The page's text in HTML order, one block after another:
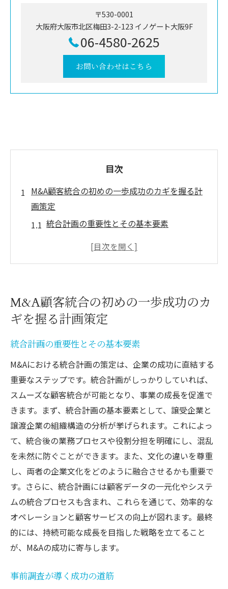
〒530-0001
大阪府大阪市北区梅田3-2-123 イノゲート大阪9F
06-4580-2625
お問い合わせはこちら
目次
M&A顧客統合の初めの一歩成功のカギを握る計
画策定
統合計画の重要性とその基本要素
事前調査が導く成功の道筋
計画策定における成功事例
効果的なコミュニケーション戦略でM&A顧客統
合を加速
コミュニケーションの重要性とその影響
ステークホルダーを巻き込む方法
文化の違いを乗り越えるアプローチ
統合後の顧客関係構築
フィードバックループの設定
成功した企業のコミュニケーション戦略
M&A統合プロセスでのリスク回避専門家が教え
るポイント
リスク評価と管理手法
法的リスクへの対応策
財務リスクの最小化
従業員の不安要素を払拭
過去の失敗事例から学ぶ教訓
M&A顧客統合の初めの一歩成功のカ
ギを握る計画策定
統合計画の重要性とその基本要素
M&Aにおける統合計画の策定は、企業の成功に直結する
重要なステップです。統合計画がしっかりしていれば、
スムーズな顧客統合が可能となり、事業の成長を促進で
きます。まず、統合計画の基本要素として、譲受企業と
譲渡企業の組織構造の分析が挙げられます。これによっ
て、統合後の業務プロセスや役割分担を明確にし、混乱
を未然に防ぐことができます。また、文化の違いを尊重
し、両者の企業文化をどのように融合させるかも重要で
す。さらに、統合計画には顧客データの一元化やシステ
ムの統合プロセスも含まれ、これらを通じて、効率的な
オペレーションと顧客サービスの向上が図れます。最終
的には、持続可能な成長を目指した戦略を立てること
が、M&Aの成功に寄与します。
事前調査が導く成功の道筋